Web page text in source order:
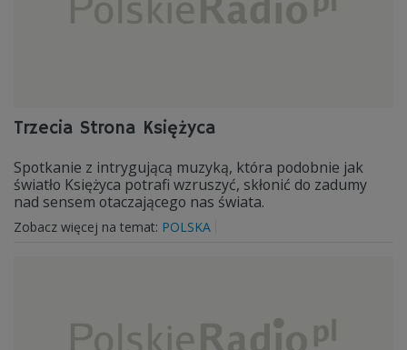
Trzecia Strona Księżyca
Spotkanie z intrygującą muzyką, która podobnie jak
światło Księżyca potrafi wzruszyć, skłonić do zadumy
nad sensem otaczającego nas świata.
Zobacz więcej na temat: POLSKA